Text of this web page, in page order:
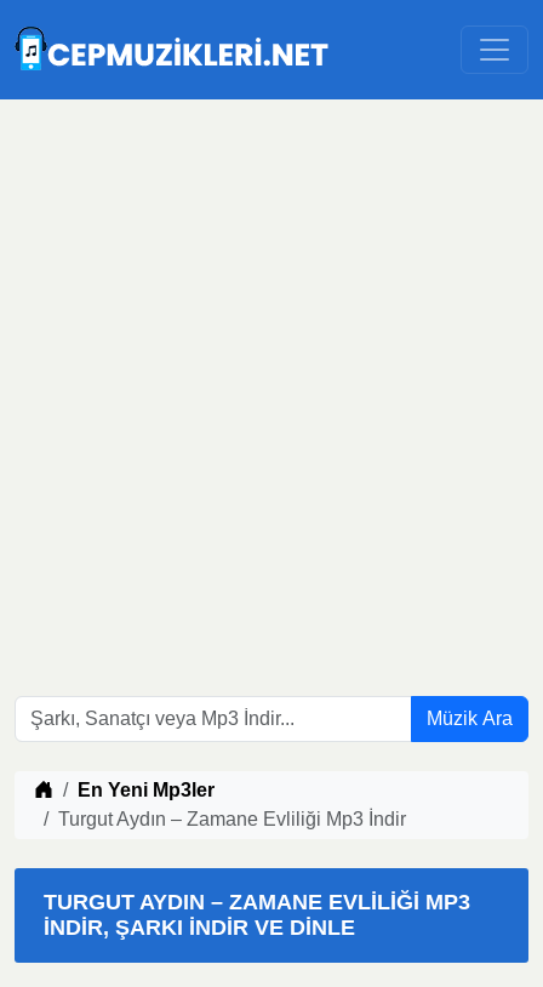
Müzik Ara
Müzik indir
En Yeni Mp3ler
Turgut Aydın – Zamane Evliliği Mp3 İndir
TURGUT AYDIN – ZAMANE EVLILIĞI MP3
İNDIR, ŞARKI İNDIR VE DINLE